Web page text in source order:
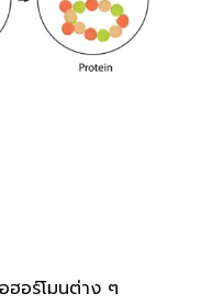
ฮอร์โมนต่าง ๆ